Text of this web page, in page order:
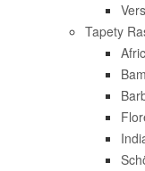
Tapety